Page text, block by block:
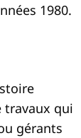
1980.
travaux qui
gérants